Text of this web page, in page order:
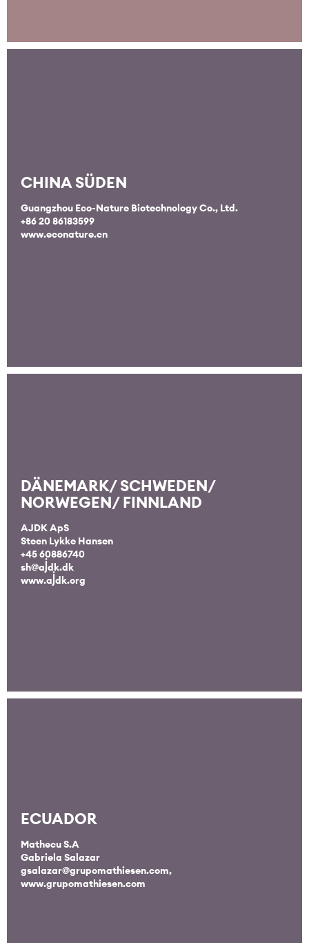
CHINA SÜDEN
Guangzhou Eco-Nature Biotechnology Co., Ltd.
+86 20 86183599
www.econature.cn
DÄNEMARK/ SCHWEDEN/
NORWEGEN/ FINNLAND
AJDK ApS
Steen Lykke Hansen
+45 60886740
sh@ajdk.dk
www.ajdk.org
ECUADOR
Mathecu S.A
Gabriela Salazar
gsalazar@grupomathiesen.com,
www.grupomathiesen.com